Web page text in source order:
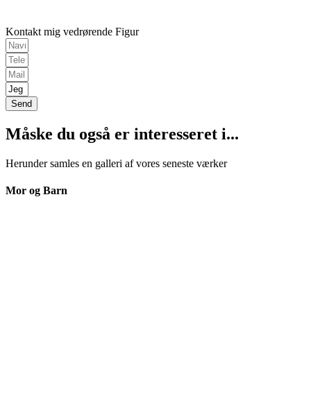
Kontakt mig vedrørende Figur
Send
Måske du også er interesseret i...
Herunder samles en galleri af vores seneste værker
Mor og Barn